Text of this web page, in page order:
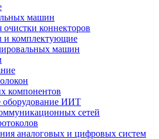
машин
коннекторов
комплектующие
машин
компонентов
оборудование ИИТ
сетей
аналоговых и цифровых систем